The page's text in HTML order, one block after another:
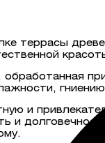
террасы
и
и